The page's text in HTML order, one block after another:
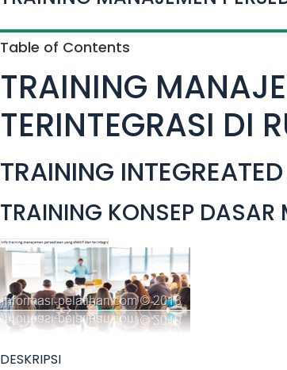
Table of Contents
TRAINING
TERINTEGRASI DI
TRAINING
TRAINING KONSEP
DESKRIPSI